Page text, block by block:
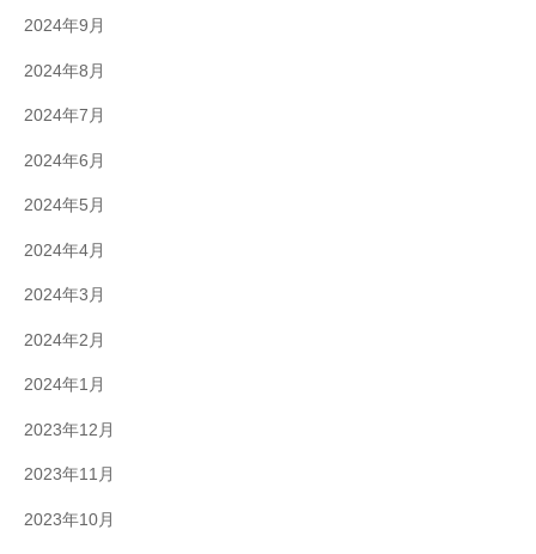
2024年9月
2024年8月
2024年7月
2024年6月
2024年5月
2024年4月
2024年3月
2024年2月
2024年1月
2023年12月
2023年11月
2023年10月